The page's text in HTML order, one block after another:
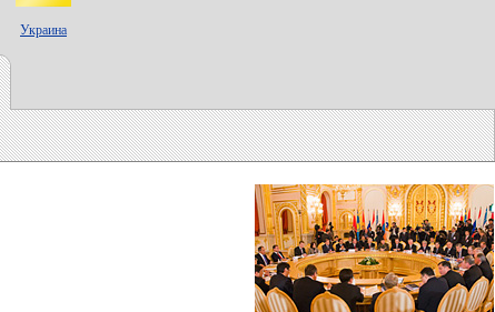
Украина